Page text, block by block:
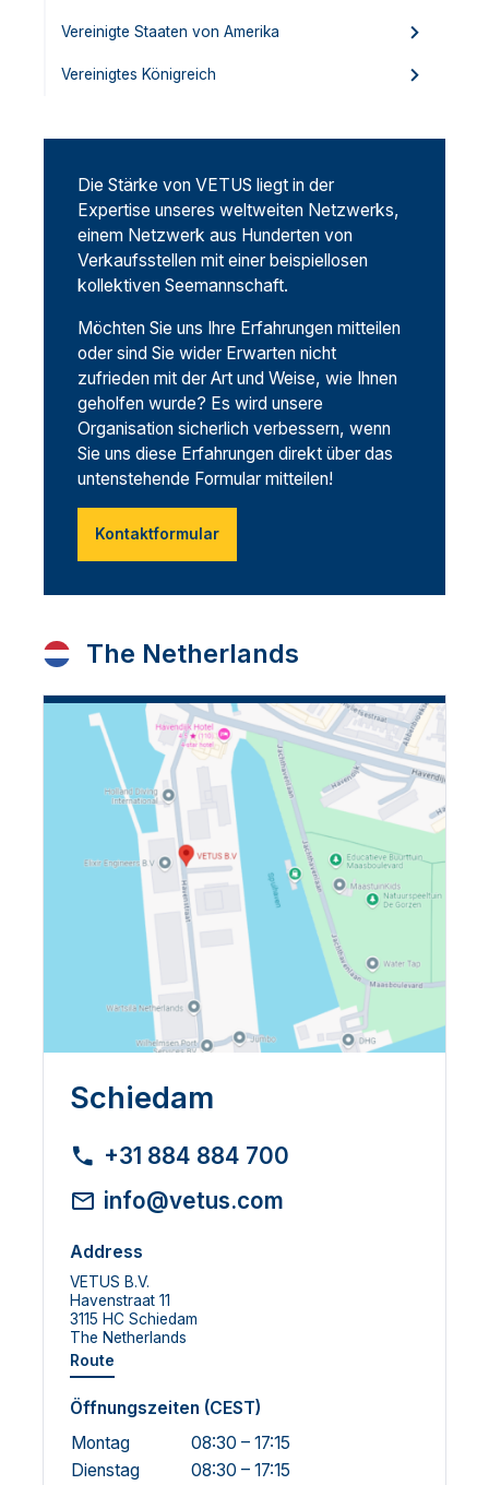
Vereinigte Staaten von Amerika
Vereinigtes Königreich
Die Stärke von VETUS liegt in der
Expertise unseres weltweiten Netzwerks,
einem Netzwerk aus Hunderten von
Verkaufsstellen mit einer beispiellosen
kollektiven Seemannschaft.
Möchten Sie uns Ihre Erfahrungen mitteilen
oder sind Sie wider Erwarten nicht
zufrieden mit der Art und Weise, wie Ihnen
geholfen wurde? Es wird unsere
Organisation sicherlich verbessern, wenn
Sie uns diese Erfahrungen direkt über das
untenstehende Formular mitteilen!
Kontaktformular
The Netherlands
Schiedam
+31 884 884 700
info@vetus.com
Address
VETUS B.V.
Havenstraat 11
3115 HC Schiedam
The Netherlands
Route
Öffnungszeiten (CEST)
Montag
08:30 – 17:15
Dienstag
08:30 – 17:15